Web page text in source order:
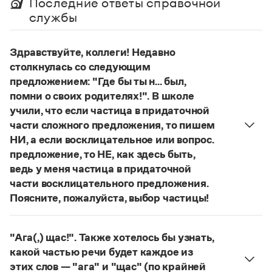
Словари русского языка как государственного
Справочники
Правила русской орфографии и пунктуации
Русский язык. Краткий теоретический курс
для школьников
Справочник по пунктуации
Словарь-справочник трудностей
Справочник по фразеологии
Азбучные истины
Словарь-справочник непростые слова
Все справочники портала
Журнал
Новости и события
Управление в русском языке
Словарь русских имён
Словарь методических терминов
Правила русской орфографии и пунктуации
(1956)
службы
Здравствуйте, коллеги! Недавно
столкнулась со следующим
предложением: "Где бы ты н... был,
помни о своих родителях!". В школе
учили, что если частица в придаточной
части сложного предложения, то пишем
НИ, а если восклицательное или вопрос.
предложение, то НЕ, как здесь быть,
ведь у меня частица в придаточной
части восклицательного предложения.
Поясните, пожалуйста, выбор частицы!
Правильно:Где бы ты ни был, помни о своих
восклицательных предложениях: Где ты только
не был!
"Ага(,) щас!". Также хотелось бы узнать,
какой частью речи будет каждое из
этих слов — "ага" и "щас" (по крайней